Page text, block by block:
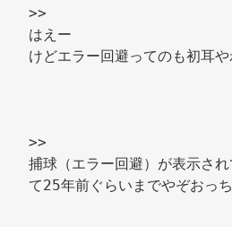
>>
はえー
けどエラー回避ってのも初耳
>>
捕球（エラー回避）が表示さ
て25年前ぐらいまでやぞおっ